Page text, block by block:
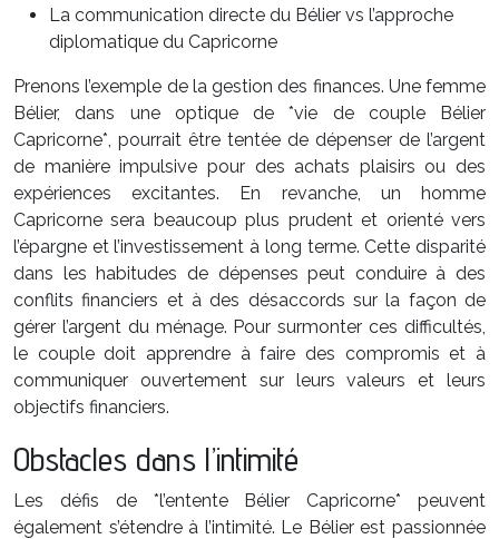
La communication directe du Bélier vs l’approche
diplomatique du Capricorne
Prenons l’exemple de la gestion des finances. Une femme
Bélier, dans une optique de *vie de couple Bélier
Capricorne*, pourrait être tentée de dépenser de l’argent
de manière impulsive pour des achats plaisirs ou des
expériences excitantes. En revanche, un homme
Capricorne sera beaucoup plus prudent et orienté vers
l’épargne et l’investissement à long terme. Cette disparité
dans les habitudes de dépenses peut conduire à des
conflits financiers et à des désaccords sur la façon de
gérer l’argent du ménage. Pour surmonter ces difficultés,
le couple doit apprendre à faire des compromis et à
communiquer ouvertement sur leurs valeurs et leurs
objectifs financiers.
Obstacles dans l’intimité
Les défis de *l’entente Bélier Capricorne* peuvent
également s’étendre à l’intimité. Le Bélier est passionnée